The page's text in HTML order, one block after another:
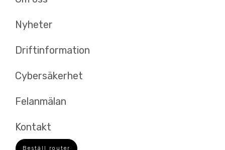
Nyheter
Driftinformation
Cybersäkerhet
Felanmälan
Kontakt
Beställ router